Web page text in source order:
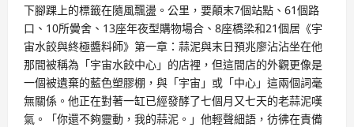
下腳踝上的標籤在隨風飄盪。公里，要顛末7個站點、61個路
口、10所黌舍、13座年夜型購物場合、8座橋梁和21個居《宇
宙水餃與終極醬料師》第一章：蒜泥與末日預兆廖沾沾坐在他
那間被稱為「宇宙水餃中心」的店裡，但這間店的外觀更像是
一個被遺棄的藍色塑膠棚，與「宇宙」或「中心」這兩個詞毫
無關係。他正在對著一缸已經發酵了七個月又七天的老蒜泥嘆
氣。「你還不夠靈動，我的蒜泥。」他輕聲細語，彷彿在責備